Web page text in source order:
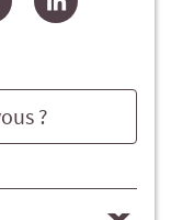
LinkedIn